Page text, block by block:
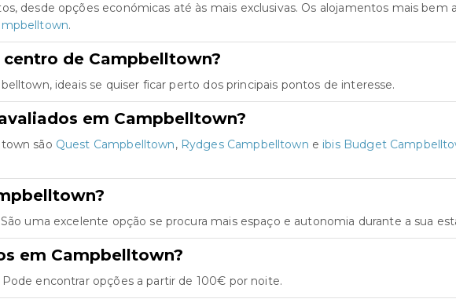
desde opções económicas até às mais exclusivas. Os alojamentos mais bem
.
de Campbelltown?
ideais se quiser ficar perto dos principais pontos de interesse.
em Campbelltown?
são Quest Campbelltown, Rydges Campbelltown e ibis Budget
uma excelente opção se procura mais espaço e autonomia durante a sua
em Campbelltown?
encontrar opções a partir de 100€ por noite.